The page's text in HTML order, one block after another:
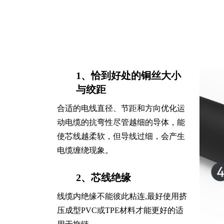
1、恰到好处的铜丝大小
与绞距
合适的电线直径、节距和方向优化运
动电缆的抗弯性尽管越细的导体，能
使芯线越柔软，但导线过细，会产生
电缆缠绕现象。
2、芯线绝缘
线缆内绝缘不能彼此粘连,最好使用挤
压成型PVC或TPE材料才能更好的适